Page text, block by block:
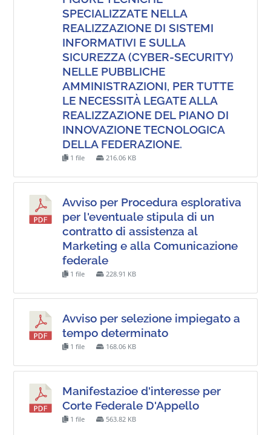
SPECIALIZZATE NELLA
REALIZZAZIONE DI SISTEMI
INFORMATIVI E SULLA
SICUREZZA (CYBER-SECURITY)
NELLE PUBBLICHE
AMMINISTRAZIONI, PER TUTTE
LE NECESSITÀ LEGATE ALLA
REALIZZAZIONE DEL PIANO DI
INNOVAZIONE TECNOLOGICA
DELLA FEDERAZIONE.
1 file 216.06 KB
Avviso per Procedura esplorativa
per l'eventuale stipula di un
contratto di assistenza al
Marketing e alla Comunicazione
federale
1 file 228.91 KB
Avviso per selezione impiegato a
tempo determinato
1 file 168.06 KB
Manifestazioe d'interesse per
Corte Federale D'Appello
1 file 563.82 KB